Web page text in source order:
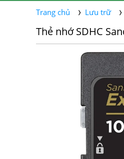
Trang chủ Lưu trữ
Thẻ nhớ SDHC